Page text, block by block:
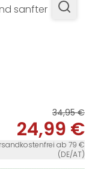
sanfter
34,95 €
24,99 €
ab 79 €
(DE/AT)